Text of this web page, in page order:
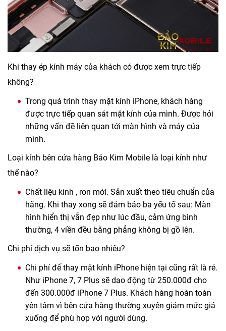
Khi thay ép kính máy của khách có được xem trực tiếp
không?
Trong quá trình thay mặt kính iPhone, khách hàng
được trực tiếp quan sát mặt kính của mình. Được hỏi
những vấn đề liên quan tới màn hình và máy của
mình.
Loại kính bên cửa hàng Bảo Kim Mobile là loại kính như
thế nào?
Chất liệu kính , ron mới. Sản xuất theo tiêu chuẩn của
hãng. Khi thay xong sẽ đảm bảo ba yếu tố sau: Màn
hình hiển thị vẫn đẹp như lúc đầu, cảm ứng bình
thường, 4 viền đều bằng phẳng không bị gồ lên.
Chi phí dịch vụ sẽ tốn bao nhiêu?
Chi phí để thay mặt kính iPhone hiện tại cũng rất là rẻ.
Như iPhone 7, 7 Plus sẽ dao động từ 250.000đ cho
đến 300.000đ iPhone 7 Plus. Khách hàng hoàn toàn
yên tâm vì bên cửa hàng thường xuyên giảm mức giá
xuống để phù hợp với người dùng.